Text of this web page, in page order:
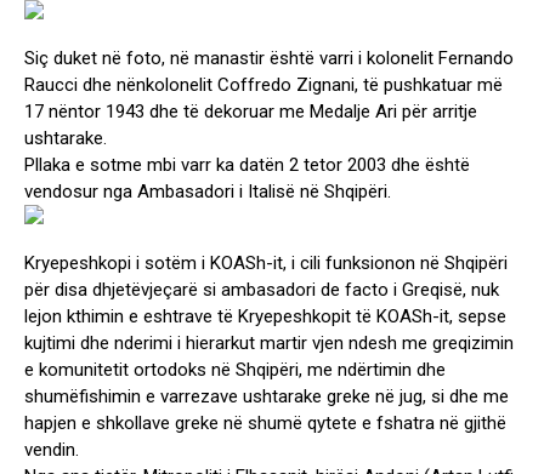
Siç duket në foto, në manastir është varri i kolonelit Fernando
Raucci dhe nënkolonelit Coffredo Zignani, të pushkatuar më
17 nëntor 1943 dhe të dekoruar me Medalje Ari për arritje
ushtarake.
Pllaka e sotme mbi varr ka datën 2 tetor 2003 dhe është
vendosur nga Ambasadori i Italisë në Shqipëri.
Kryepeshkopi i sotëm i KOASh-it, i cili funksionon në Shqipëri
për disa dhjetëvjeçarë si ambasadori de facto i Greqisë, nuk
lejon kthimin e eshtrave të Kryepeshkopit të KOASh-it, sepse
kujtimi dhe nderimi i hierarkut martir vjen ndesh me greqizimin
e komunitetit ortodoks në Shqipëri, me ndërtimin dhe
shumëfishimin e varrezave ushtarake greke në jug, si dhe me
hapjen e shkollave greke në shumë qytete e fshatra në gjithë
vendin.